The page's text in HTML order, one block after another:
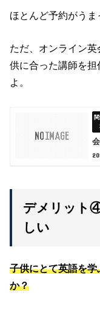
ほとんど予約がうま
ただ、オンライン
供に合った講師を
よ。
デメリット
しい
子供にとて英語を
か？